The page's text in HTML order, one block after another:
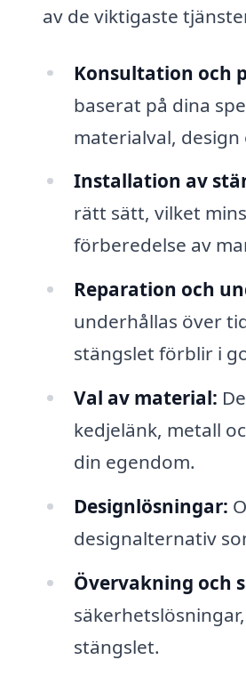
av de viktigaste
Konsultation och
baserat på dina
materialval, design
Installation av
rätt sätt, vilket
förberedelse av
Reparation och
underhållas över
stängslet förblir i
Val av material:
kedjelänk, metall
din egendom.
Designlösningar:
designalternativ
Övervakning och
stängslet.